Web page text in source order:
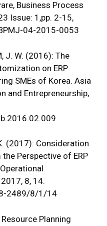
Business Process
Issue: 1,pp. 2-15,
04-2015-0053
J. W. (2016): The
on ERP
SMEs of Korea. Asia
and Entrepreneurship,
(2017): Consideration
Perspective of ERP
8, 14.
2489/8/1/14
Planning